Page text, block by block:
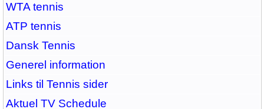
WTA tennis
ATP tennis
Dansk Tennis
Generel information
Links til Tennis sider
Aktuel TV Schedule